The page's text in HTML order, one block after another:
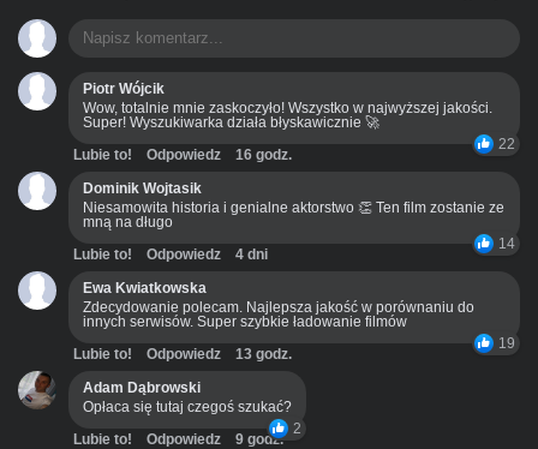
Piotr Wójcik
Wow, totalnie mnie zaskoczyło! Wszystko w najwyższej jakości.
Super! Wyszukiwarka działa błyskawicznie 🚀
22
Lubie to! Odpowiedz
16 godz.
Dominik Wojtasik
Niesamowita historia i genialne aktorstwo 👏 Ten film zostanie ze
mną na długo
14
Lubie to! Odpowiedz
4 dni
Ewa Kwiatkowska
Zdecydowanie polecam. Najlepsza jakość w porównaniu do
innych serwisów. Super szybkie ładowanie filmów
19
Lubie to! Odpowiedz
13 godz.
Adam Dąbrowski
Opłaca się tutaj czegoś szukać?
2
Lubie to! Odpowiedz
9 godz.